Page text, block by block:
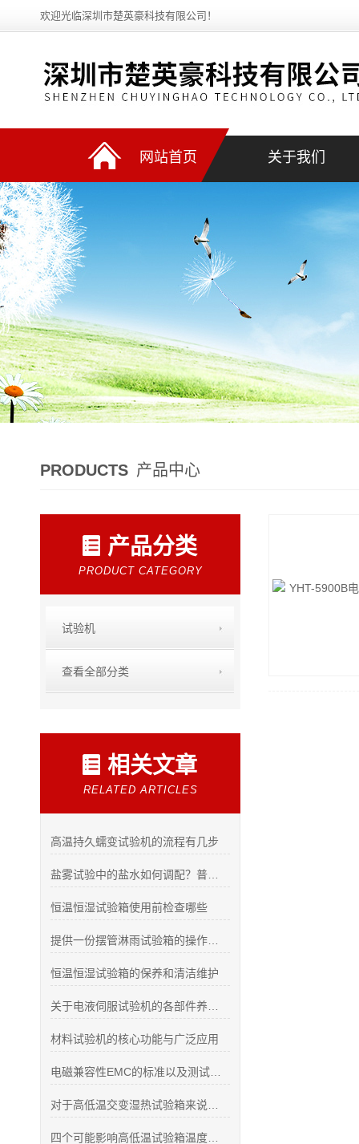
欢迎光临深圳市楚英豪科技有限公司！
网站首页 关于我们
PRODUCTS 产品中心
产品分类
PRODUCT CATEGORY
试验机
查看全部分类
相关文章
RELATED ARTICLES
高温持久蠕变试验机的流程有几步
恒温恒湿试验箱使用前检查哪些
恒温恒湿试验箱的保养和清洁维护
材料试验机的核心功能与广泛应用